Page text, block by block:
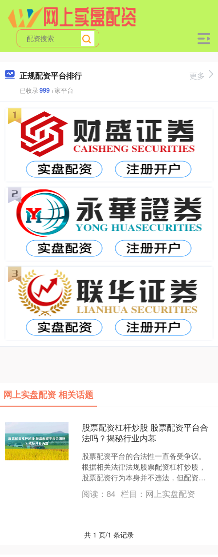
正规配资平台排行
已收录999+家平台
更多
网上实盘配资 相关话题
股票配资杠杆炒股 股票配资平台合
法吗？揭秘行业内幕
股票配资平台的合法性一直备受争议。
根据相关法律法规股票配资杠杆炒股，
股票配资行为本身并不违法，但配资平
台的经营活动是否合法则需要具体情况
具体分析。 研究并选择拥....
阅读：84 栏目： 网上实盘配资
共 1 页/1 条记录